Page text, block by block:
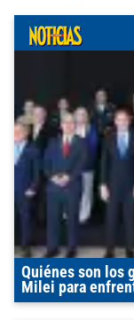
Quiénes son los
Milei para